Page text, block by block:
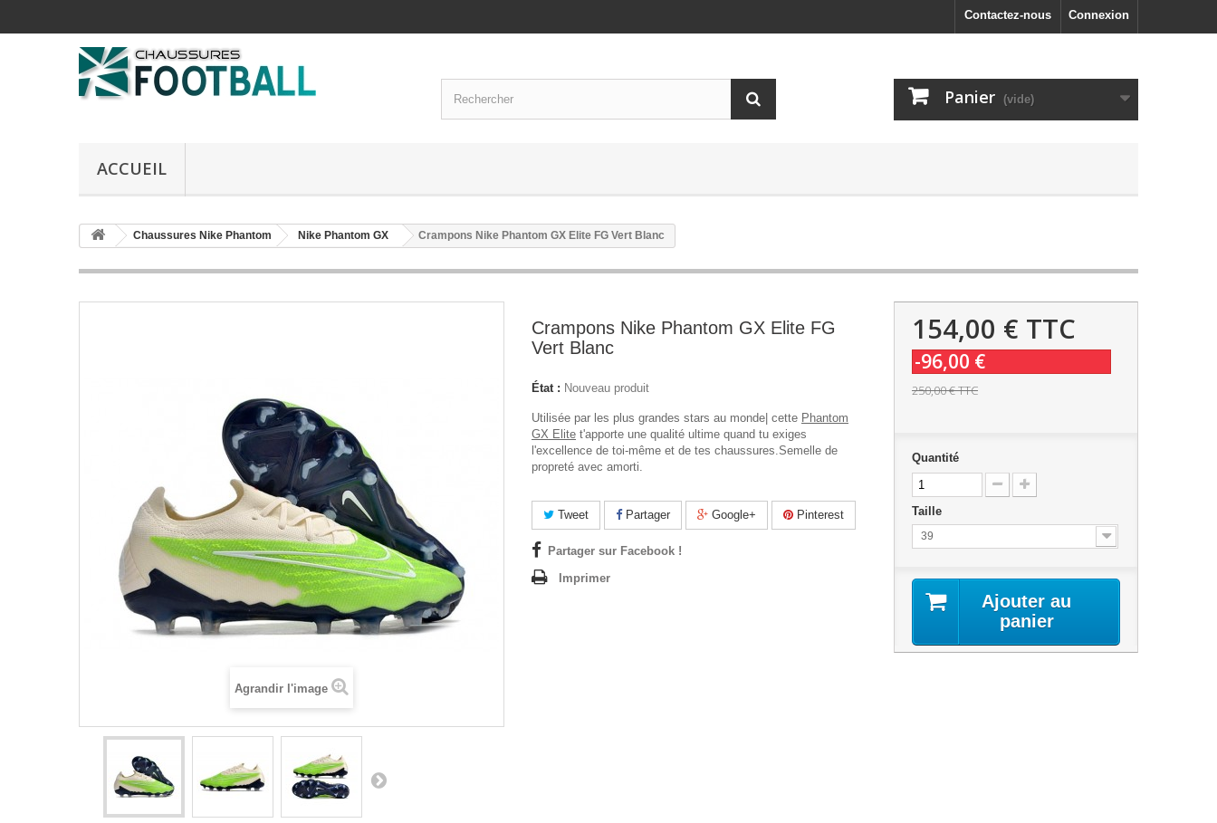
Connexion
Contactez-nous
Panier (vide)
ACCUEIL
Chaussures Nike Phantom Nike Phantom GX Crampons Nike Phantom GX Elite FG Vert Blanc
Agrandir l'image
Crampons Nike Phantom GX Elite FG
Vert Blanc
État : Nouveau produit
Utilisée par les plus grandes stars au monde| cette Phantom
GX Elite t'apporte une qualité ultime quand tu exiges
l'excellence de toi-même et de tes chaussures.Semelle de
propreté avec amorti.
Tweet Partager Google+ Pinterest
Partager sur Facebook !
Imprimer
154,00 € TTC
-96,00 €
250,00 €TTC
Quantité
Taille
39
Ajouter au
panier